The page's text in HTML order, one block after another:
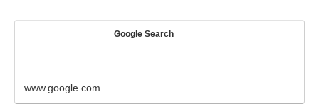
Google Search
www.google.com